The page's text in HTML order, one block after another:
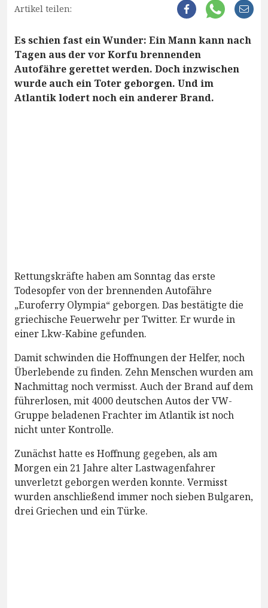
Artikel teilen:
Es schien fast ein Wunder: Ein Mann kann nach
Tagen aus der vor Korfu brennenden
Autofähre gerettet werden. Doch inzwischen
wurde auch ein Toter geborgen. Und im
Atlantik lodert noch ein anderer Brand.
Rettungskräfte haben am Sonntag das erste
Todesopfer von der brennenden Autofähre
„Euroferry Olympia“ geborgen. Das bestätigte die
griechische Feuerwehr per Twitter. Er wurde in
einer Lkw-Kabine gefunden.
Damit schwinden die Hoffnungen der Helfer, noch
Überlebende zu finden. Zehn Menschen wurden am
Nachmittag noch vermisst. Auch der Brand auf dem
führerlosen, mit 4000 deutschen Autos der VW-
Gruppe beladenen Frachter im Atlantik ist noch
nicht unter Kontrolle.
Zunächst hatte es Hoffnung gegeben, als am
Morgen ein 21 Jahre alter Lastwagenfahrer
unverletzt geborgen werden konnte. Vermisst
wurden anschließend immer noch sieben Bulgaren,
drei Griechen und ein Türke.